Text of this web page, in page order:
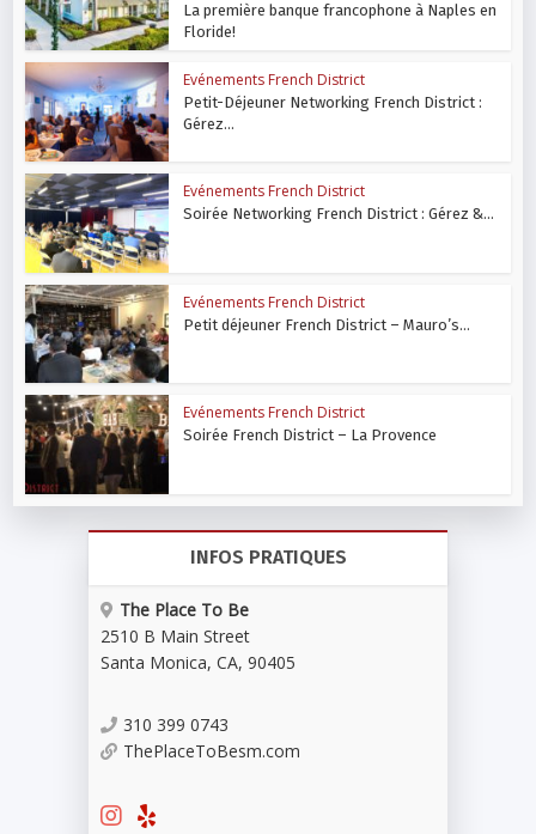
La première banque francophone à Naples en
Floride!
Evénements French District
Petit-Déjeuner Networking French District :
Gérez...
Evénements French District
Soirée Networking French District : Gérez &...
Evénements French District
Petit déjeuner French District – Mauro’s...
Evénements French District
Soirée French District – La Provence
INFOS PRATIQUES
The Place To Be
2510 B Main Street
Santa Monica, CA, 90405
310 399 0743
ThePlaceToBesm.com